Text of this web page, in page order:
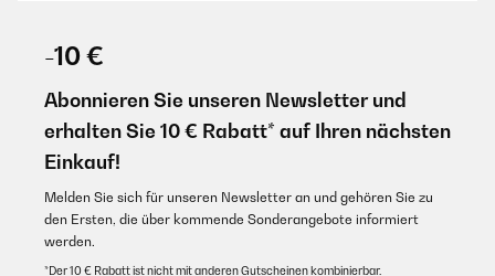
-10 €
Abonnieren Sie unseren Newsletter und
erhalten Sie 10 € Rabatt* auf Ihren nächsten
Einkauf!
Melden Sie sich für unseren Newsletter an und gehören Sie zu
den Ersten, die über kommende Sonderangebote informiert
werden.
*Der 10 € Rabatt ist nicht mit anderen Gutscheinen kombinierbar.